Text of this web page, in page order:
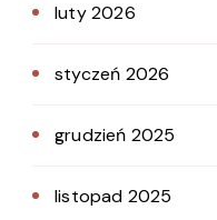
luty 2026
styczeń 2026
grudzień 2025
listopad 2025